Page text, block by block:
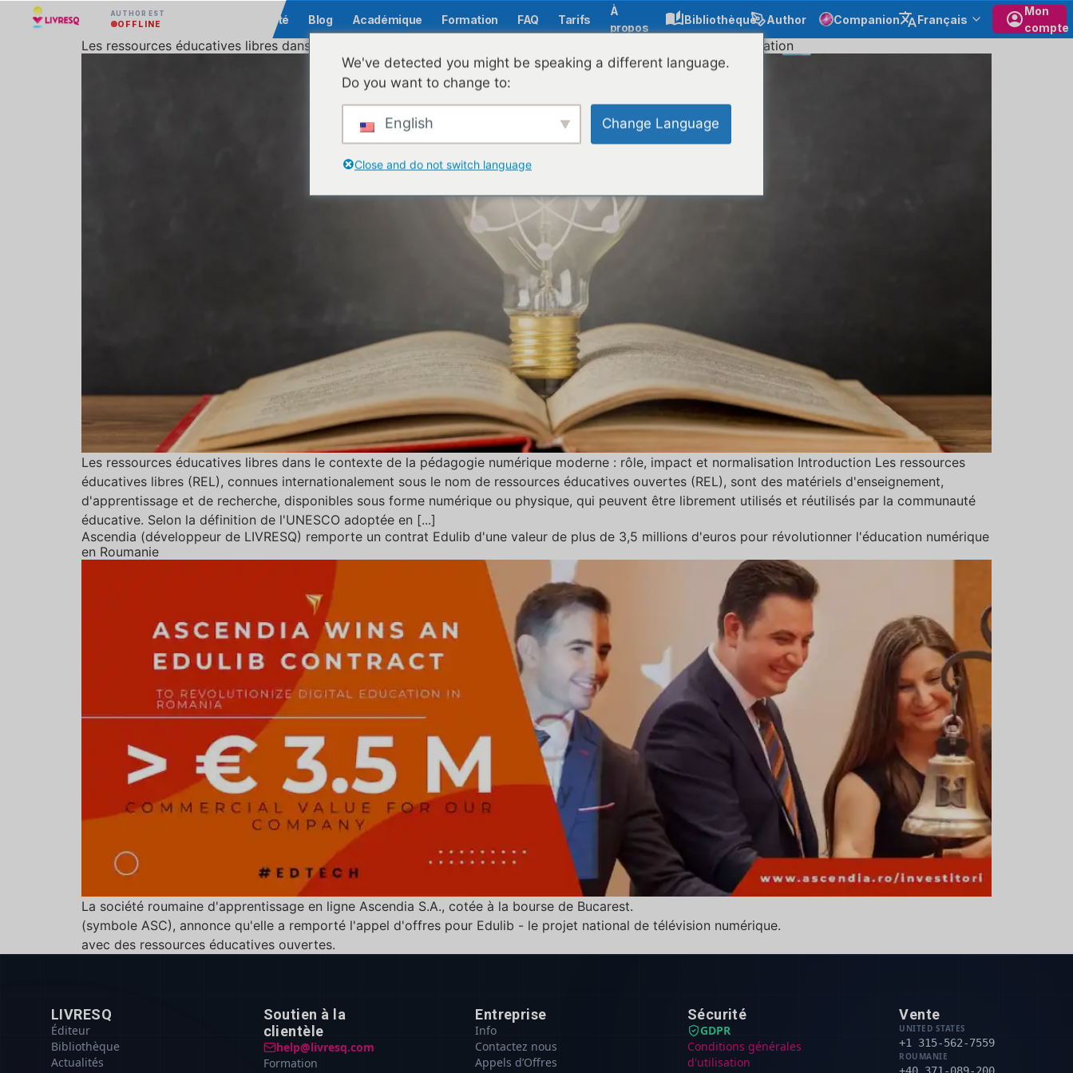
AUTHOR EST
OFFLINE Communauté Blog Académique Formation FAQ Tarifs
À
propos
Bibliothèque Author Companion Français
Mon
compte
Les ressources éducatives libres dans le contexte de la pédagogie numérique moderne : rôle, impact et normalisation
Les ressources éducatives libres dans le contexte de la pédagogie numérique moderne : rôle, impact et normalisation Introduction Les ressources
éducatives libres (REL), connues internationalement sous le nom de ressources éducatives ouvertes (REL), sont des matériels d'enseignement,
d'apprentissage et de recherche, disponibles sous forme numérique ou physique, qui peuvent être librement utilisés et réutilisés par la communauté
éducative. Selon la définition de l'UNESCO adoptée en [...]
Ascendia (développeur de LIVRESQ) remporte un contrat Edulib d'une valeur de plus de 3,5 millions d'euros pour révolutionner l'éducation numérique
en Roumanie
La société roumaine d'apprentissage en ligne Ascendia S.A., cotée à la bourse de Bucarest.
(symbole ASC), annonce qu'elle a remporté l'appel d'offres pour Edulib - le projet national de télévision numérique.
avec des ressources éducatives ouvertes.
LIVRESQ
Éditeur
Bibliothèque
Actualités
Soutien à la
clientèle
help@livresq.com
Formation
Entreprise
Info
Contactez nous
Appels d’Offres
Sécurité
GDPR
Conditions générales
d'utilisation
Vente
UNITED STATES
+1 315-562-7559
ROUMANIE
We've detected you might be speaking a different language.
Do you want to change to:
English Change Language
Close and do not switch language